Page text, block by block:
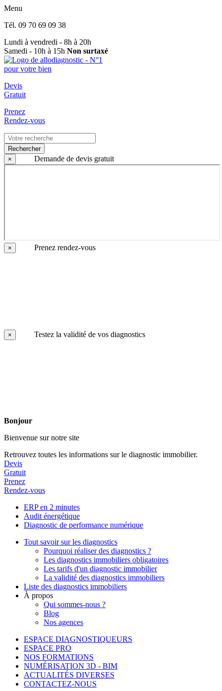
Menu
Tél. 09 70 69 09 38
Lundi à vendredi - 8h à 20h
Samedi - 10h à 15h Non surtaxé
Devis
Gratuit
Prenez
Rendez-vous
Rechercher
×
Demande de devis gratuit
× Prenez rendez-vous
× Testez la validité de vos diagnostics
Bonjour
Bienvenue sur notre site
Retrouvez toutes les informations sur le diagnostic immobilier.
Devis
Gratuit
Prenez
Rendez-vous
ERP en 2 minutes
Audit énergétique
Diagnostic de performance numérique
Tout savoir sur les diagnostics
Pourquoi réaliser des diagnostics ?
Les diagnostics immobiliers obligatoires
Les tarifs d'un diagnostic immobilier
La validité des diagnostics immobiliers
Liste des diagnostics immobiliers
À propos
Qui sommes-nous ?
Blog
Nos agences
ESPACE DIAGNOSTIQUEURS
ESPACE PRO
NOS FORMATIONS
NUMÉRISATION 3D - BIM
ACTUALITÉS DIVERSES
CONTACTEZ-NOUS